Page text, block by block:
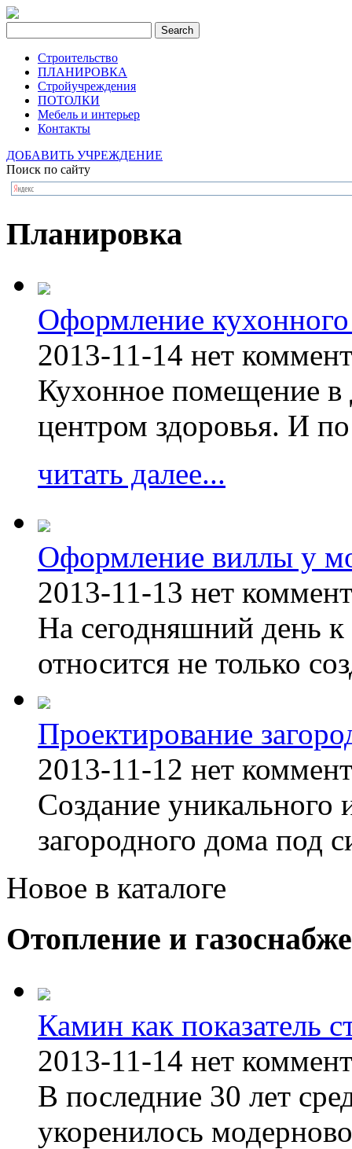
Строительство
ПЛАНИРОВКА
Стройучреждения
ПОТОЛКИ
Мебель и интерьер
Контакты
ДОБАВИТЬ УЧРЕЖДЕНИЕ
Поиск по сайту
Планировка
Оформление
2013-11-14 нет
Кухонное помещение в
центром здоровья. И
читать далее...
Оформление виллы у
2013-11-13 нет
На сегодняшний день к
относится не только
Проектирование
2013-11-12 нет
Создание уникального
загородного дома под
Новое в каталоге
Отопление и
Камин как показатель
2013-11-14 нет
В последние 30 лет
укоренилось